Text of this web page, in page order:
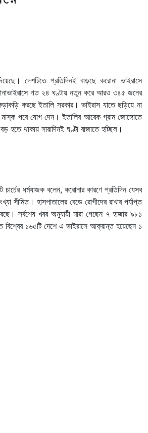
দেশটিতে প্রতিদিনই বাড়ছে করোনা ভাইরাসে
গত ২৪ ঘণ্টায় নতুন করে আরও ৩৪৫ জনের
করছে ইতালি সরকার। ভাইরাস যাতে ছড়িয়ে না
মাস্ক পরে যোগ দেন। ইতালির আরেক গ্রাম জোঙ্গোতে
হতে থাকায় সারাদিনই ঘণ্টা বাজাতে হচ্ছিল।
ধর্মযাজক বলেন, করোনার কারণে প্রতিদিন যেসব
সীমিত। হাসপাতালের বেডে রোগীদের রাখার পর্যাপ্ত
সর্বশেষ খবর অনুযায়ী মারা গেছেন ৭ হাজার ৯৮১
১৬৫টি দেশে এ ভাইরাসে আক্রান্ত হয়েছেন ১